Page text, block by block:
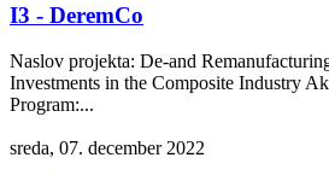
I3 - DeremCo
Naslov projekta: De-and
Investments in the Composite Industry
Program:...
sreda, 07. december 2022